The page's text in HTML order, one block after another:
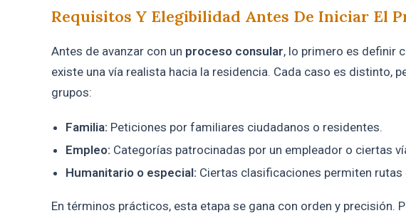
Requisitos Y Elegibilidad Antes De Iniciar El
Antes de avanzar con un proceso consular, lo primero es definir
existe una vía realista hacia la residencia. Cada caso es distinto,
grupos:
Familia: Peticiones por familiares ciudadanos o residentes.
Empleo: Categorías patrocinadas por un empleador o ciertas
Humanitario o especial: Ciertas clasificaciones permiten
En términos prácticos, esta etapa se gana con orden y precisión.